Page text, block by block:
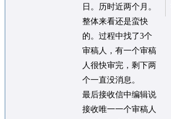
日。历时近两个月。
整体来看还是蛮快
的。过程中找了3个
审稿人，有一个审稿
人很快审完，剩下两
个一直没消息。
最后接收信中编辑说
接收唯一一个审稿人